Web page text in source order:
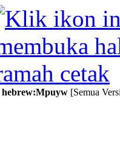
hebrew:Mpuyw [Semua